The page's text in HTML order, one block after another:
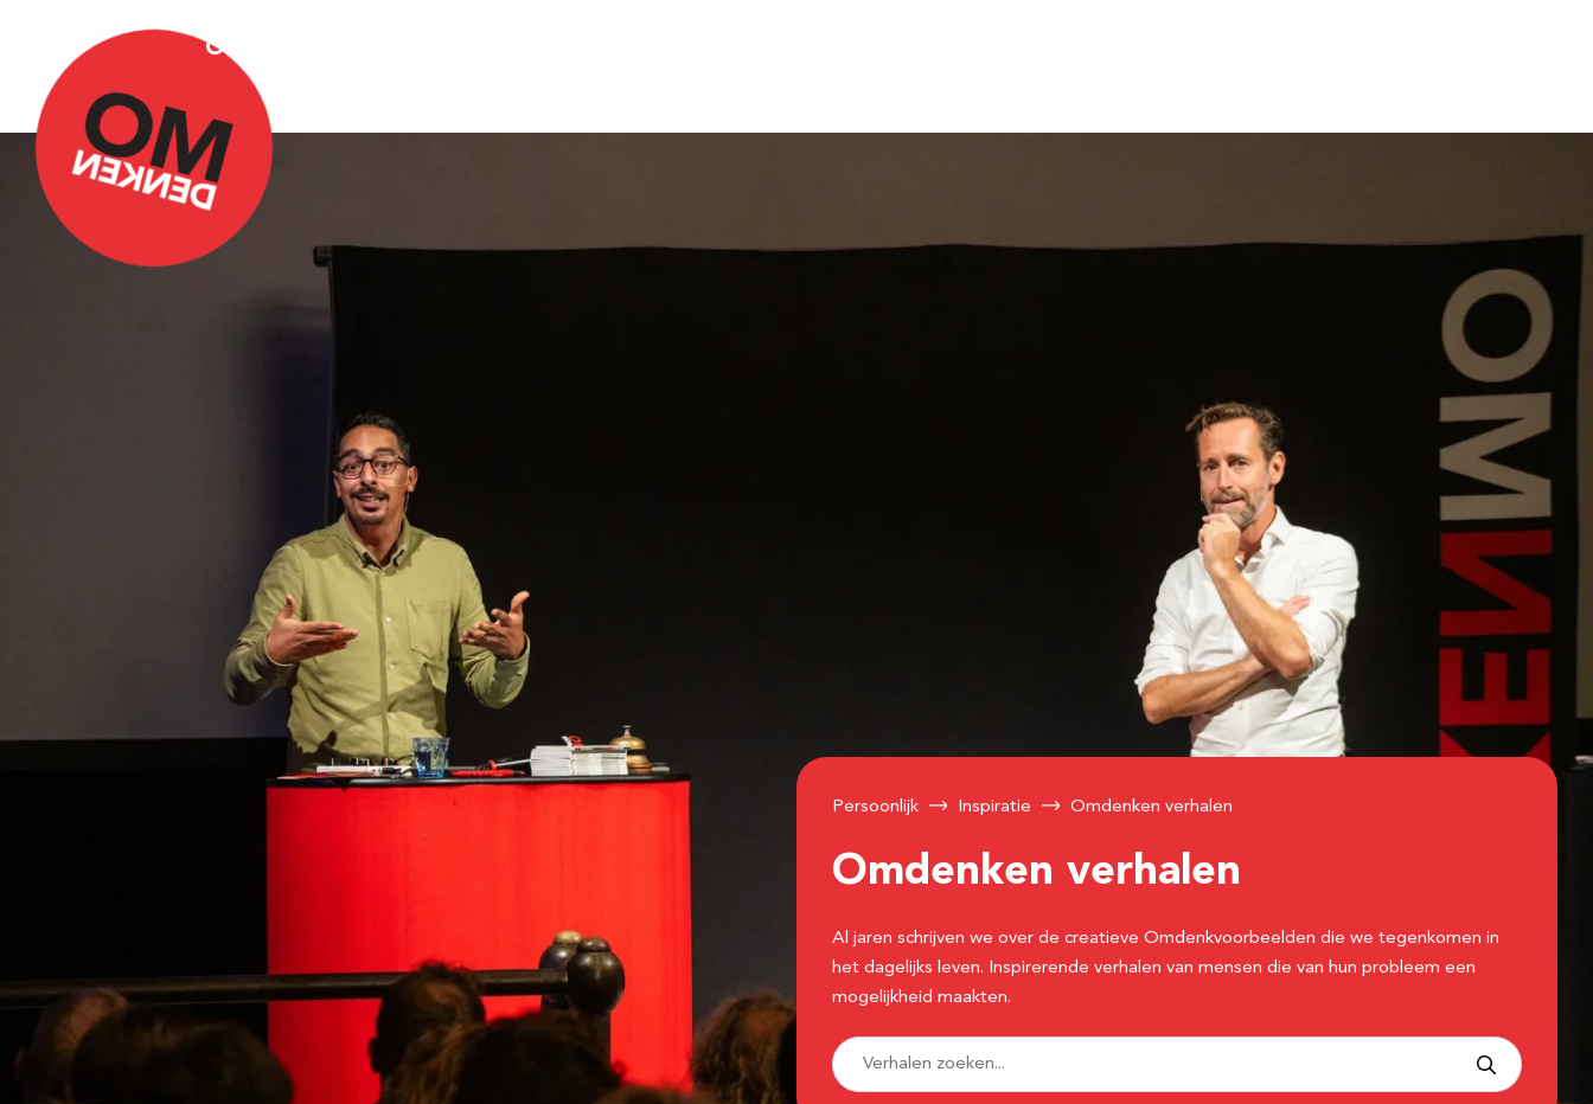
Over Omdenken
Persoonlijk Inspiratie Omdenken verhalen
Omdenken verhalen
Al jaren schrijven we over de creatieve Omdenkvoorbeelden die we tegenkomen in
het dagelijks leven. Inspirerende verhalen van mensen die van hun probleem een
mogelijkheid maakten.